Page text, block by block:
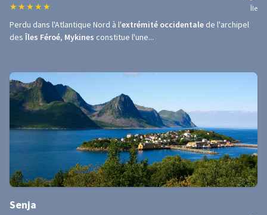
★ ★ ★ ★ ★ Île
Perdu dans l'Atlantique Nord à l'extrémité occidentale de l'archipel
des Îles Féroé, Mykines constitue l'une...
Senja